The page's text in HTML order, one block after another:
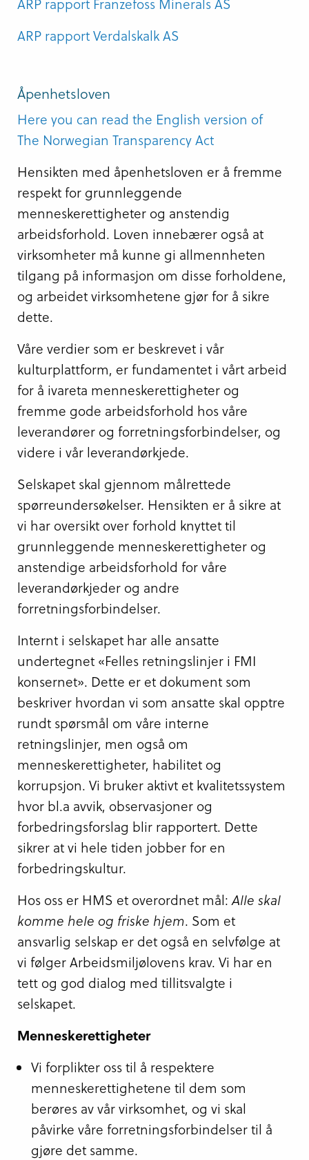
ARP rapport Verdalskalk AS
Åpenhetsloven
Here you can read the English version of
The Norwegian Transparency Act
Hensikten med åpenhetsloven er å fremme
respekt for grunnleggende
menneskerettigheter og anstendig
arbeidsforhold. Loven innebærer også at
virksomheter må kunne gi allmennheten
tilgang på informasjon om disse forholdene,
og arbeidet virksomhetene gjør for å sikre
dette.
Våre verdier som er beskrevet i vår
kulturplattform, er fundamentet i vårt arbeid
for å ivareta menneskerettigheter og
fremme gode arbeidsforhold hos våre
leverandører og forretningsforbindelser, og
videre i vår leverandørkjede.
Selskapet skal gjennom målrettede
spørreundersøkelser. Hensikten er å sikre at
vi har oversikt over forhold knyttet til
grunnleggende menneskerettigheter og
anstendige arbeidsforhold for våre
leverandørkjeder og andre
forretningsforbindelser.
Internt i selskapet har alle ansatte
undertegnet «Felles retningslinjer i FMI
konsernet». Dette er et dokument som
beskriver hvordan vi som ansatte skal opptre
rundt spørsmål om våre interne
retningslinjer, men også om
menneskerettigheter, habilitet og
korrupsjon. Vi bruker aktivt et kvalitetssystem
hvor bl.a avvik, observasjoner og
forbedringsforslag blir rapportert. Dette
sikrer at vi hele tiden jobber for en
forbedringskultur.
Hos oss er HMS et overordnet mål:Alle skal
komme hele og friske hjem. Som et
ansvarlig selskap er det også en selvfølge at
vi følger Arbeidsmiljølovens krav. Vi har en
tett og god dialog med tillitsvalgte i
selskapet.
Menneskerettigheter
Vi forplikter oss til å respektere
menneskerettighetene til dem som
berøres av vår virksomhet, og vi skal
påvirke våre forretningsforbindelser til å
gjøre det samme.